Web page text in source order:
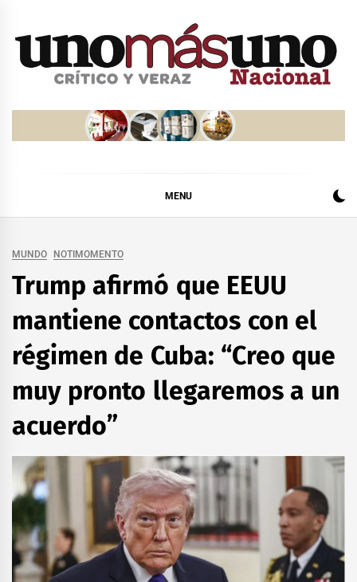
MENU
MUNDO NOTIMOMENTO
Trump afirmó que EEUU
mantiene contactos con el
régimen de Cuba: “Creo que
muy pronto llegaremos a un
acuerdo”